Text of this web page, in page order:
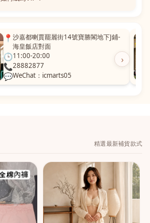
›
📍 沙嘉都喇賈罷麗街14號寶勝閣地下J鋪-
海皇飯店對面
🕒11:00-20:00
📞28882877
💬WeChat：icmarts05
精選最新補貨款式